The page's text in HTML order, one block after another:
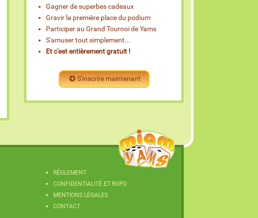
Gagner de superbes cadeaux
Gravir la première place du podium
Participer au Grand Tournoi de Yams
S'amuser tout simplement...
Et c'est entièrement gratuit !
S'inscrire maintenant
RÉGLEMENT
CONFIDENTIALITÉ ET RGPD
MENTIONS LÉGALES
CONTACT